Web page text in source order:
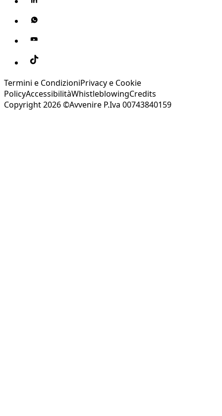
Termini e CondizioniPrivacy e Cookie
PolicyAccessibilitàWhistleblowingCredits
Copyright 2026 ©Avvenire P.Iva 00743840159